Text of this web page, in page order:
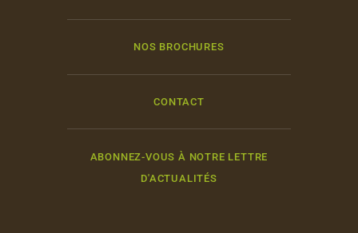
NOS BROCHURES
CONTACT
ABONNEZ-VOUS À NOTRE LETTRE
D'ACTUALITÉS